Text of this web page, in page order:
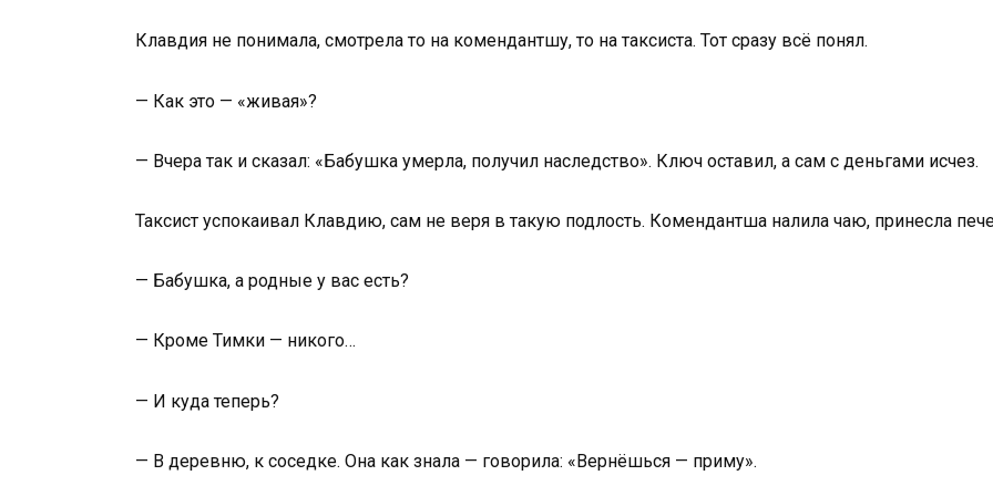
Клавдия не понимала, смотрела то на комендантшу, то на таксиста. Тот сразу всё понял.
— Как это — «живая»?
— Вчера так и сказал: «Бабушка умерла, получил наследство». Ключ оставил, а сам с деньгами исчез.
Таксист успокаивал Клавдию, сам не веря в такую подлость. Комендантша налила чаю, принесла
— Бабушка, а родные у вас есть?
— Кроме Тимки — никого…
— И куда теперь?
— В деревню, к соседке. Она как знала — говорила: «Вернёшься — приму».